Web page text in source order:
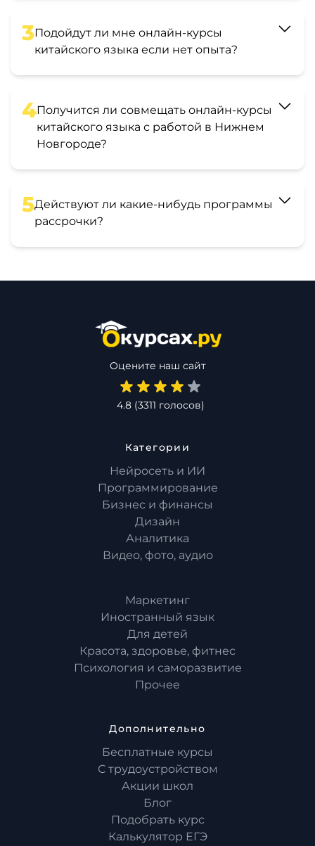
3Подойдут ли мне онлайн-курсы
китайского языка если нет опыта?
4Получится ли совмещать онлайн-курсы
китайского языка с работой в Нижнем
Новгороде?
5Действуют ли какие-нибудь программы
рассрочки?
Оцените наш сайт
4.8(3311 голосов)
Категории
Нейросеть и ИИ
Программирование
Бизнес и финансы
Дизайн
Аналитика
Видео, фото, аудио
Маркетинг
Иностранный язык
Для детей
Красота, здоровье, фитнес
Психология и саморазвитие
Прочее
Дополнительно
Бесплатные курсы
С трудоустройством
Акции школ
Блог
Подобрать курс
Калькулятор ЕГЭ